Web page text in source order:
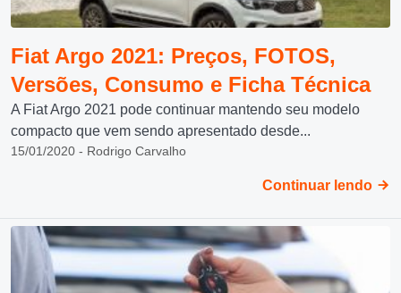
Fiat Argo 2021: Preços, FOTOS,
Versões, Consumo e Ficha Técnica
A Fiat Argo 2021 pode continuar mantendo seu modelo
compacto que vem sendo apresentado desde...
15/01/2020 - Rodrigo Carvalho
Continuar lendo